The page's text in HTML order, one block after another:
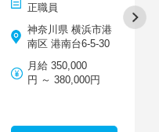
正職員
神奈川県 横浜市港
南区 港南台6-5-30
月給 350,000
円 ～ 380,000円